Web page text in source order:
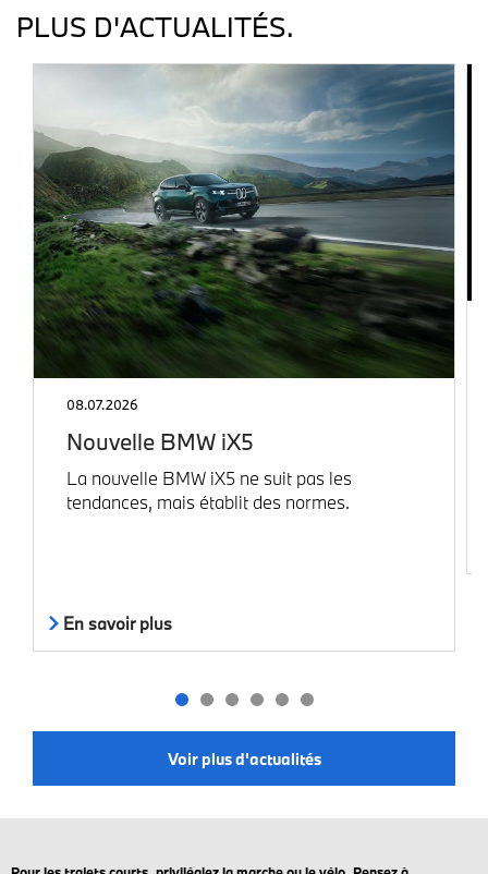
PLUS D'ACTUALITÉS.
08.07.2026
Nouvelle BMW iX5
La nouvelle BMW iX5 ne suit pas les
tendances, mais établit des normes.
En savoir plus
Voir plus d'actualités